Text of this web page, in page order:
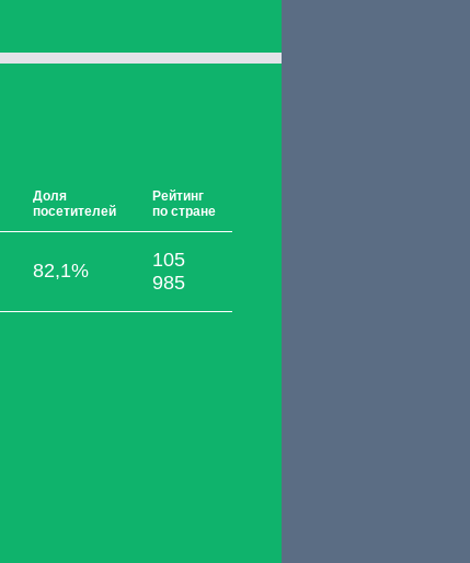
Доля
посетителей
Рейтинг
по стране
82,1%
105
985